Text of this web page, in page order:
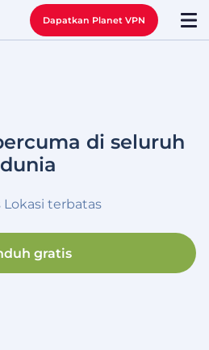
Dapatkan Planet VPN
di seluruh
dunia
Lokasi terbatas
gratis